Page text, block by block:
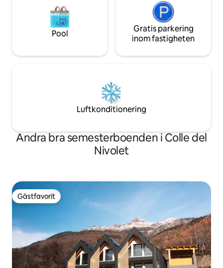
Pool
Gratis parkering
inom fastigheten
Luftkonditionering
Andra bra semesterboenden i Colle del
Nivolet
Gästfavorit
Gästfavorit